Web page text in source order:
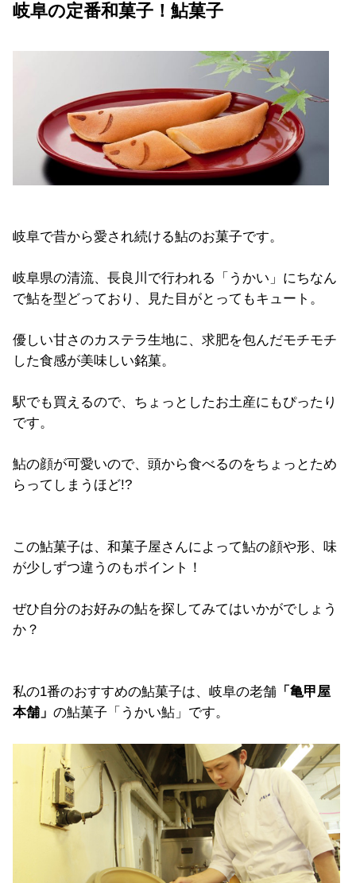
岐阜の定番和菓子！鮎菓子
岐阜で昔から愛され続ける鮎のお菓子です。
岐阜県の清流、長良川で行われる「うかい」にちなん
で鮎を型どっており、見た目がとってもキュート。
優しい甘さのカステラ生地に、求肥を包んだモチモチ
した食感が美味しい銘菓。
駅でも買えるので、ちょっとしたお土産にもぴったり
です。
鮎の顔が可愛いので、頭から食べるのをちょっとため
らってしまうほど!?
この鮎菓子は、和菓子屋さんによって鮎の顔や形、味
が少しずつ違うのもポイント！
ぜひ自分のお好みの鮎を探してみてはいかがでしょう
か？
私の1番のおすすめの鮎菓子は、岐阜の老舗 「亀甲屋
本舗」 の鮎菓子「うかい鮎」です。